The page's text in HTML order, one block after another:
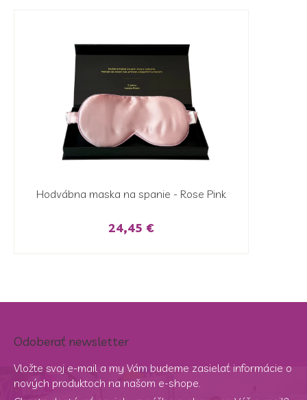
Hodvábna maska ​​na spanie - Rose Pink
24,45 €
Odoberať newsletter
Vložte svoj e-mail a my Vám budeme zasielať informácie o
nových produktoch na našom e-shope.